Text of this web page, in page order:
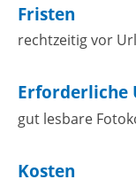
Fristen
rechtzeitig vor
Erforderliche
gut lesbare
Kosten